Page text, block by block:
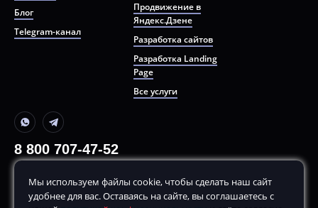
Блог
Telegram-канал
Продвижение в
Яндекс.Дзене
Разработка сайтов
Разработка Landing
Page
Все услуги
8 800 707-47-52
+7 499 380-70-80
По будням, с 10:00 до
Мы используем файлы cookie, чтобы сделать наш сайт
удобнее для вас. Оставаясь на сайте, вы соглашаетесь с